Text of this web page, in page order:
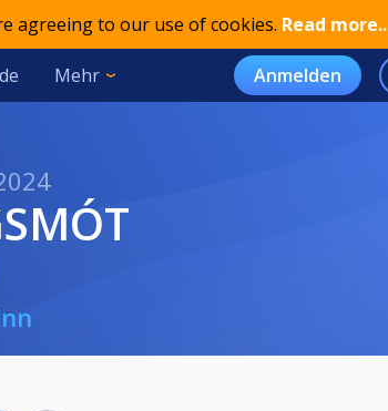
agreeing to our use of cookies. Read more..
Mehr Anmelden